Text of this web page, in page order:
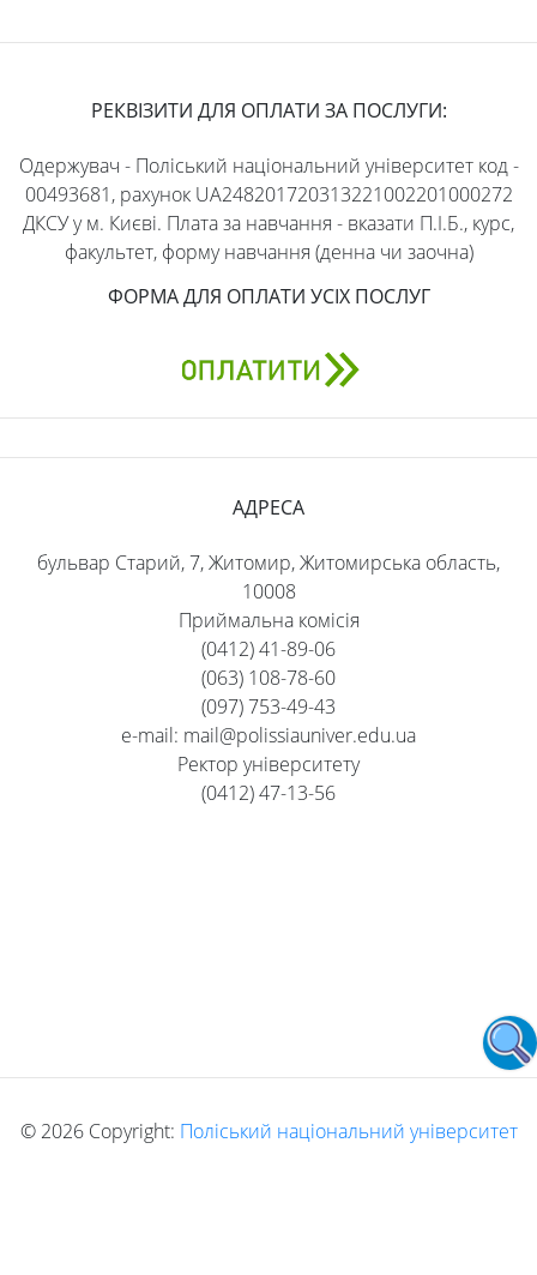
РЕКВІЗИТИ ДЛЯ ОПЛАТИ ЗА ПОСЛУГИ:
Одержувач - Поліський національний університет код -
00493681, рахунок UA248201720313221002201000272
ДКСУ у м. Києві. Плата за навчання - вказати П.І.Б., курс,
факультет, форму навчання (денна чи заочна)
ФОРМА ДЛЯ ОПЛАТИ УСІХ ПОСЛУГ
АДРЕСА
бульвар Старий, 7, Житомир, Житомирська область,
10008
Приймальна комісія
(0412) 41-89-06
(063) 108-78-60
(097) 753-49-43
e-mail: mail@polissiauniver.edu.ua
Ректор університету
(0412) 47-13-56
© 2026 Copyright: Поліський національний університет